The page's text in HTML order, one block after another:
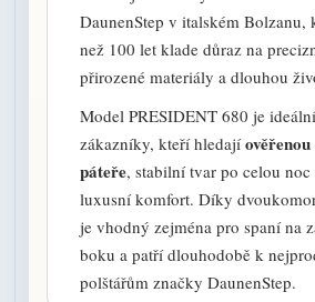
DaunenStep v italském Bolzanu,
než 100 let klade důraz na
přirozené materiály a dlouhou
Model PRESIDENT 680 je
zákazníky, kteří hledají
páteře, stabilní tvar po celou noc
luxusní komfort. Díky
je vhodný zejména pro spaní na
boku a patří dlouhodobě k
polštářům značky DaunenStep.